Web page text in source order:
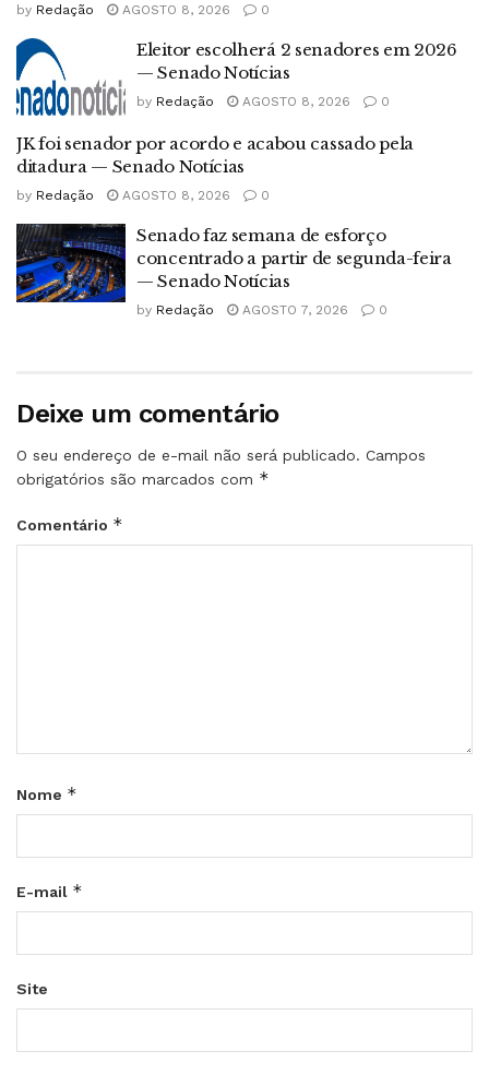
by Redação AGOSTO 8, 2026 0
Eleitor escolherá 2 senadores em 2026
— Senado Notícias
by Redação AGOSTO 8, 2026 0
JK foi senador por acordo e acabou cassado pela
ditadura — Senado Notícias
by Redação AGOSTO 8, 2026 0
Senado faz semana de esforço
concentrado a partir de segunda-feira
— Senado Notícias
by Redação AGOSTO 7, 2026 0
Deixe um comentário
O seu endereço de e-mail não será publicado. Campos
obrigatórios são marcados com *
Comentário *
Nome *
E-mail *
Site